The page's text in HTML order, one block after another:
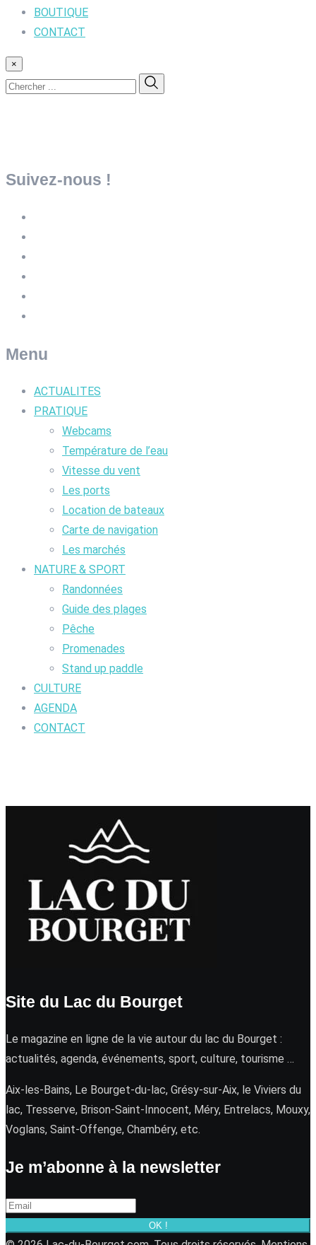
BOUTIQUE
CONTACT
×
Suivez-nous !
Menu
ACTUALITES
PRATIQUE
Webcams
Température de l’eau
Vitesse du vent
Les ports
Location de bateaux
Carte de navigation
Les marchés
NATURE & SPORT
Randonnées
Guide des plages
Pêche
Promenades
Stand up paddle
CULTURE
AGENDA
CONTACT
Site du Lac du Bourget
Le magazine en ligne de la vie autour du lac du Bourget :
actualités, agenda, événements, sport, culture, tourisme …
Aix-les-Bains, Le Bourget-du-lac, Grésy-sur-Aix, le Viviers du
lac, Tresserve, Brison-Saint-Innocent, Méry, Entrelacs, Mouxy,
Voglans, Saint-Offenge, Chambéry, etc.
Je m’abonne à la newsletter
OK !